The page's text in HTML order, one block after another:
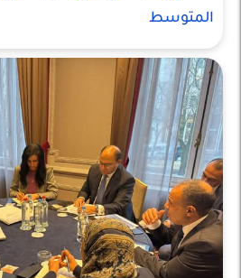
المتوسط